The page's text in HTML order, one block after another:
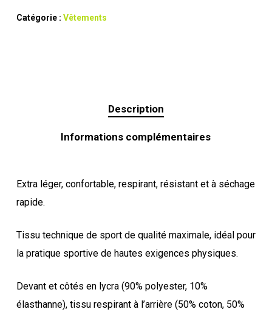
Catégorie : Vêtements
Description
Informations complémentaires
Extra léger, confortable, respirant, résistant et à séchage
rapide.
Tissu technique de sport de qualité maximale, idéal pour
la pratique sportive de hautes exigences physiques.
Devant et côtés en lycra (90% polyester, 10%
élasthanne), tissu respirant à l’arrière (50% coton, 50%